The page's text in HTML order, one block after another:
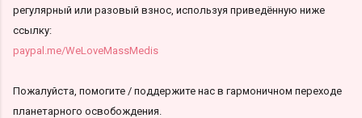
регулярный или разовый взнос, используя приведённую ниже
ссылку:
paypal.me/WeLoveMassMedis
Пожалуйста, помогите / поддержите нас в гармоничном переходе
планетарного освобождения.